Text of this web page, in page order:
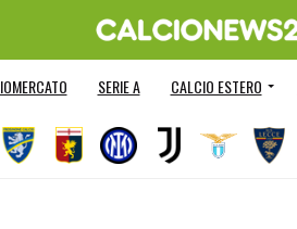
SERIE A CALCIO ESTERO